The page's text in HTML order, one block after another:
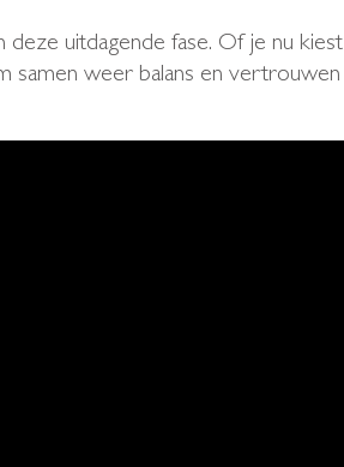
deze uitdagende fase. Of je nu kiest
samen weer balans en vertrouwen